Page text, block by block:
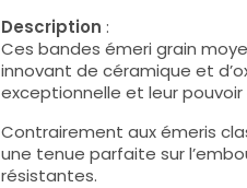
Description :
Ces bandes émeri grain
innovant de céramique et
exceptionnelle et leur
Contrairement aux émeris
une tenue parfaite sur
résistantes.